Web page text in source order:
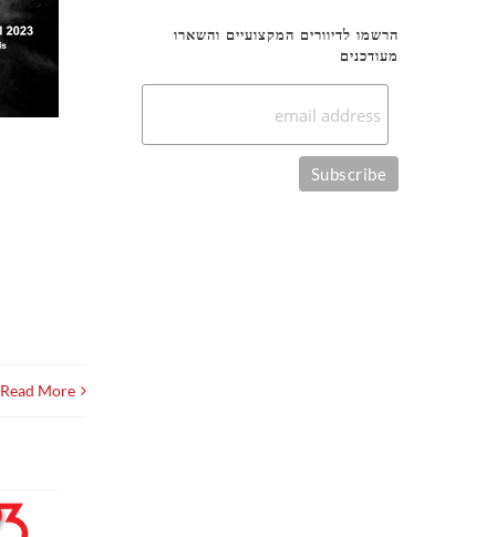
Read More
הרשמו לדיוורים המקצועיים והשארו
מעודכנים